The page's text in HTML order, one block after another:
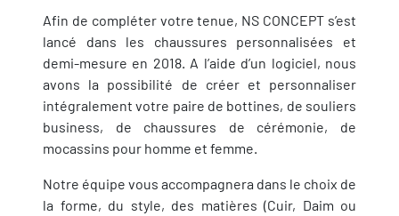
Afin de compléter votre tenue, NS CONCEPT s’est
lancé dans les chaussures personnalisées et
demi-mesure en 2018. A l’aide d’un logiciel, nous
avons la possibilité de créer et personnaliser
intégralement votre paire de bottines, de souliers
business, de chaussures de cérémonie, de
mocassins pour homme et femme.
Notre équipe vous accompagnera dans le choix de
la forme, du style, des matières (Cuir, Daim ou